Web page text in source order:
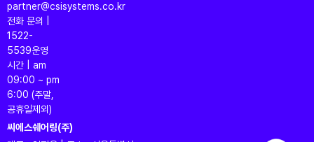
partner@csisystems.co.kr
전화 문의 |
1522-
5539운영
시간 | am
09:00 ~ pm
6:00 (주말,
공휴일제외)
씨에스쉐어링(주)